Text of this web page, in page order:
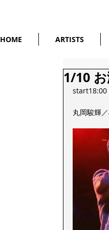
HOME ARTISTS
1/10 お
start18:00
丸岡駿輝